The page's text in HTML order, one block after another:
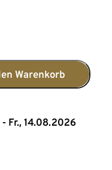
Warenkorb
Fr., 14.08.2026